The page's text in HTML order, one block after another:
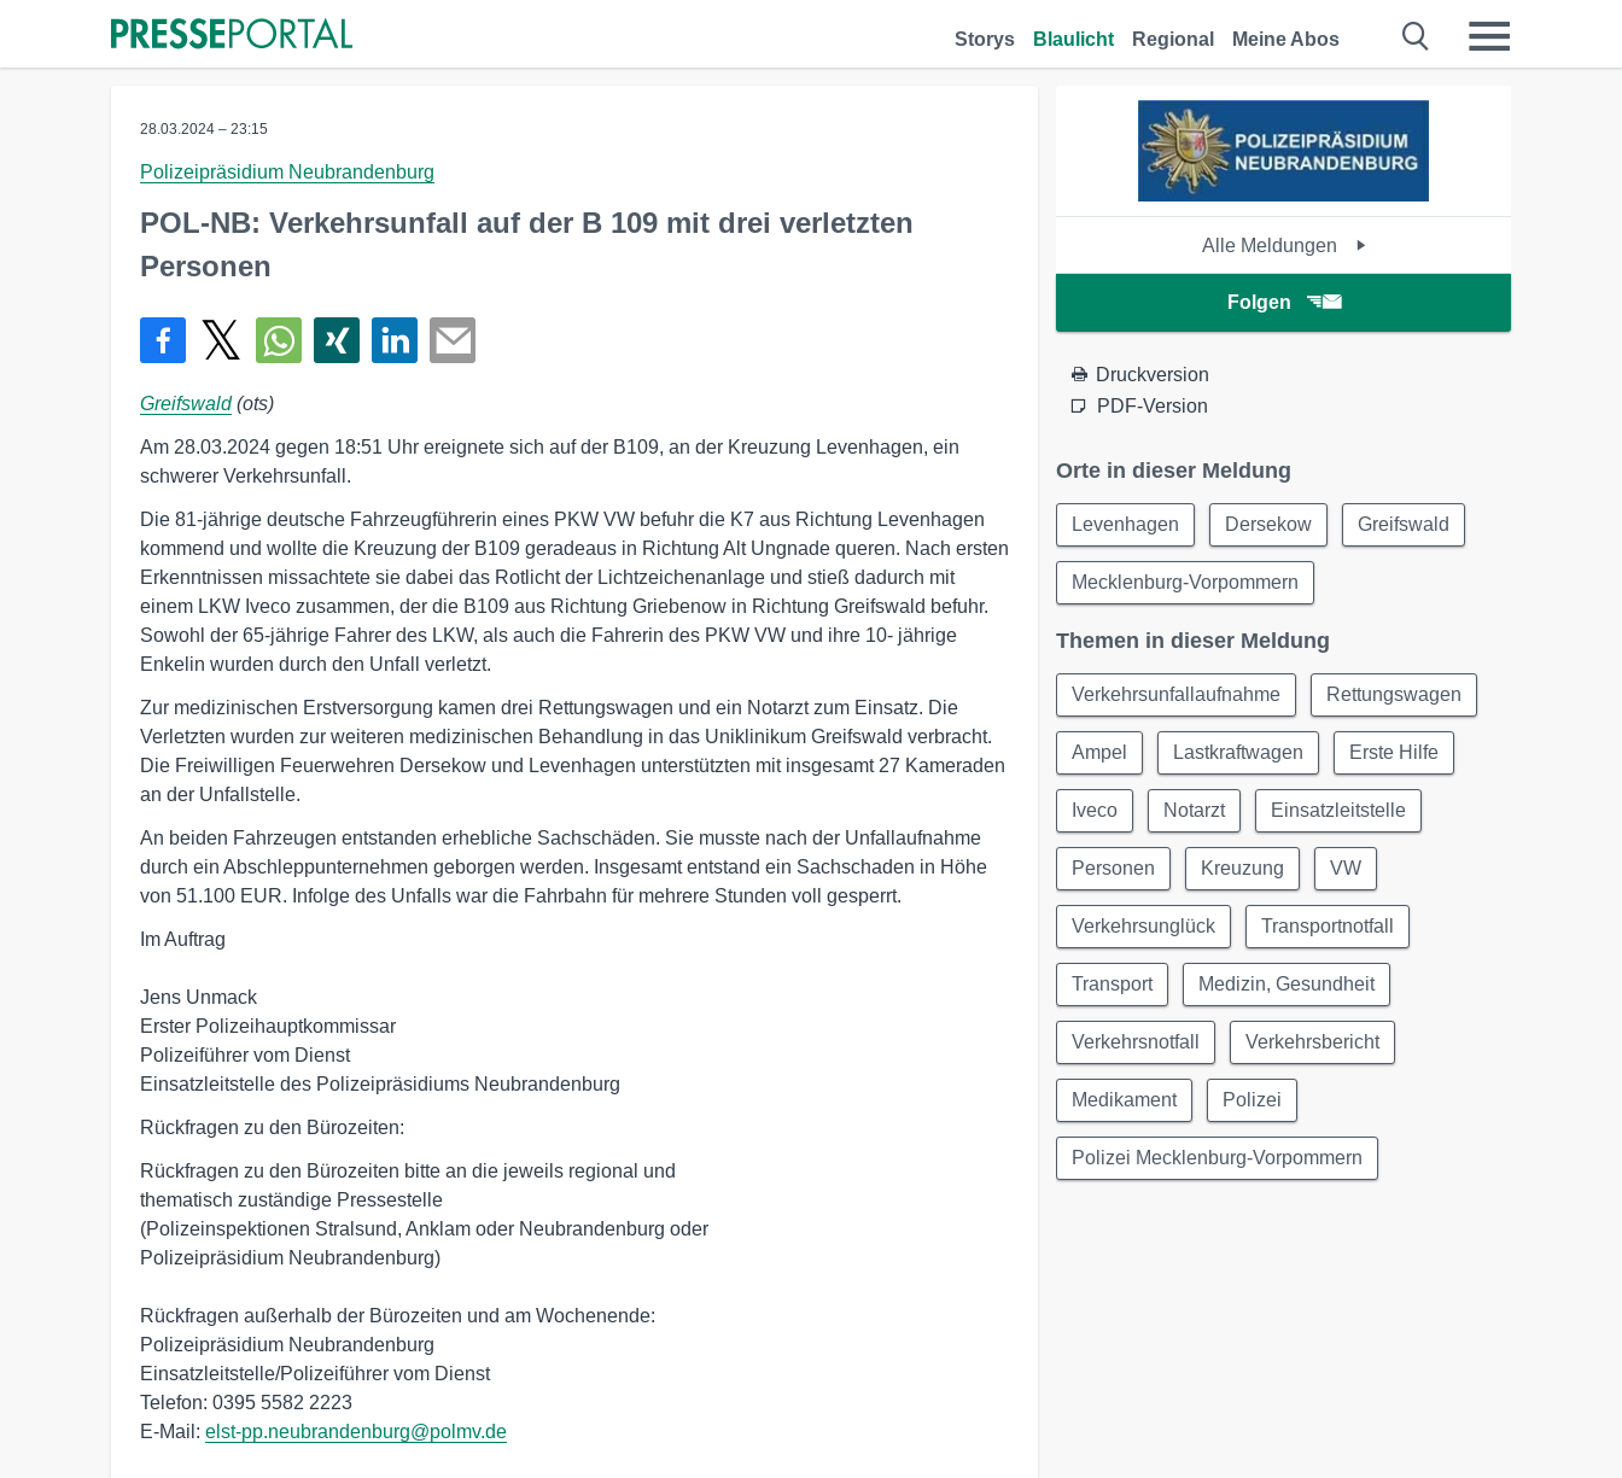
Storys Blaulicht Regional Meine Abos
28.03.2024 – 23:15
Polizeipräsidium Neubrandenburg
POL-NB: Verkehrsunfall auf der B 109 mit drei verletzten
Personen
Greifswald(ots)
Am 28.03.2024 gegen 18:51 Uhr ereignete sich auf der B109, an der Kreuzung Levenhagen, ein
schwerer Verkehrsunfall.
Die 81-jährige deutsche Fahrzeugführerin eines PKW VW befuhr die K7 aus Richtung Levenhagen
kommend und wollte die Kreuzung der B109 geradeaus in Richtung Alt Ungnade queren. Nach ersten
Erkenntnissen missachtete sie dabei das Rotlicht der Lichtzeichenanlage und stieß dadurch mit
einem LKW Iveco zusammen, der die B109 aus Richtung Griebenow in Richtung Greifswald befuhr.
Sowohl der 65-jährige Fahrer des LKW, als auch die Fahrerin des PKW VW und ihre 10- jährige
Enkelin wurden durch den Unfall verletzt.
Zur medizinischen Erstversorgung kamen drei Rettungswagen und ein Notarzt zum Einsatz. Die
Verletzten wurden zur weiteren medizinischen Behandlung in das Uniklinikum Greifswald verbracht.
Die Freiwilligen Feuerwehren Dersekow und Levenhagen unterstützten mit insgesamt 27 Kameraden
an der Unfallstelle.
An beiden Fahrzeugen entstanden erhebliche Sachschäden. Sie musste nach der Unfallaufnahme
durch ein Abschleppunternehmen geborgen werden. Insgesamt entstand ein Sachschaden in Höhe
von 51.100 EUR. Infolge des Unfalls war die Fahrbahn für mehrere Stunden voll gesperrt.
Im Auftrag
Jens Unmack
Erster Polizeihauptkommissar
Polizeiführer vom Dienst
Einsatzleitstelle des Polizeipräsidiums Neubrandenburg
Rückfragen zu den Bürozeiten:
Rückfragen zu den Bürozeiten bitte an die jeweils regional und
thematisch zuständige Pressestelle
(Polizeinspektionen Stralsund, Anklam oder Neubrandenburg oder
Polizeipräsidium Neubrandenburg)
Rückfragen außerhalb der Bürozeiten und am Wochenende:
Polizeipräsidium Neubrandenburg
Einsatzleitstelle/Polizeiführer vom Dienst
Telefon: 0395 5582 2223
E-Mail: elst-pp.neubrandenburg@polmv.de
Alle Meldungen
Folgen
Druckversion
PDF-Version
Orte in dieser Meldung
Levenhagen Dersekow Greifswald
Mecklenburg-Vorpommern
Themen in dieser Meldung
Verkehrsunfallaufnahme Rettungswagen
Ampel Lastkraftwagen Erste Hilfe
Iveco Notarzt Einsatzleitstelle
Personen Kreuzung VW
Verkehrsunglück Transportnotfall
Transport Medizin, Gesundheit
Verkehrsnotfall Verkehrsbericht
Medikament Polizei
Polizei Mecklenburg-Vorpommern